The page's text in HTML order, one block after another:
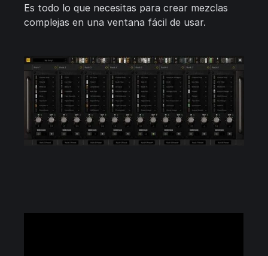
Es todo lo que necesitas para crear mezclas
complejas en una ventana fácil de usar.